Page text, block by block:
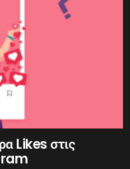
Likes στις